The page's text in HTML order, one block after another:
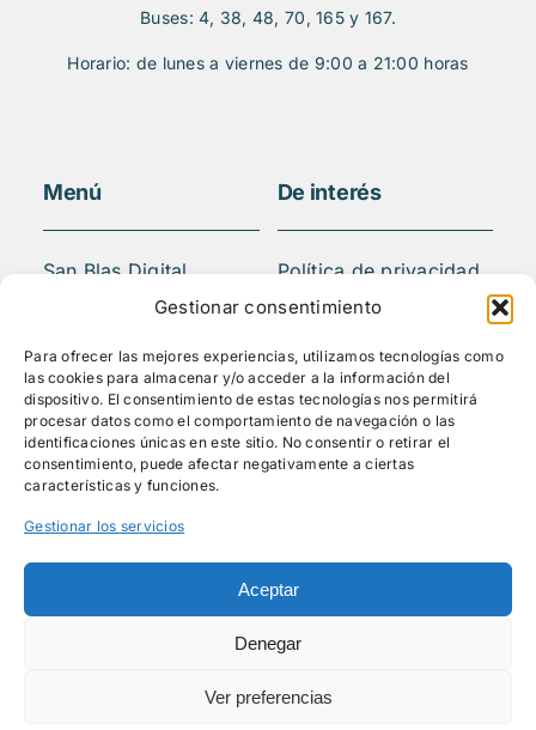
Gestionar consentimiento
Para ofrecer las mejores experiencias, utilizamos tecnologías como
las cookies para almacenar y/o acceder a la información del
dispositivo. El consentimiento de estas tecnologías nos permitirá
procesar datos como el comportamiento de navegación o las
identificaciones únicas en este sitio. No consentir o retirar el
consentimiento, puede afectar negativamente a ciertas
características y funciones.
Gestionar los servicios
Aceptar
Denegar
Ver preferencias
Buses: 4, 38, 48, 70, 165 y 167.
Horario: de lunes a viernes de 9:00 a 21:00 horas
Menú
San Blas Digital
Quiénes somos
Actividades
Blog
Mediateca
Contacto
De interés
Política de privacidad
Aviso legal
© Todos los derechos reservados - 2026 |